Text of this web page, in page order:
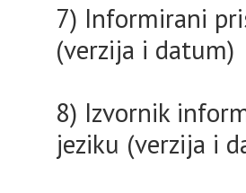
7) Informirani
(verzija i datum)
8) Izvornik
jeziku (verzija i